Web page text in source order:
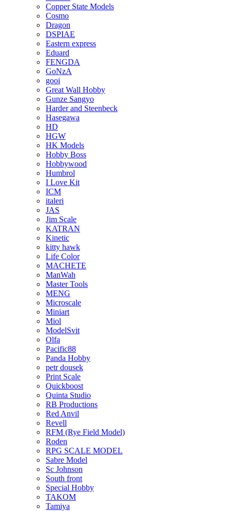
Copper State Models
Cosmo
Dragon
DSPIAE
Eastern express
Eduard
FENGDA
GoNzA
gooi
Great Wall Hobby
Gunze Sangyo
Harder and Steenbeck
Hasegawa
HD
HGW
HK Models
Hobby Boss
Hobbywood
Humbrol
I Love Kit
ICM
italeri
JAS
Jim Scale
KATRAN
Kinetic
kitty hawk
Life Color
MACHETE
ManWah
Master Tools
MENG
Microscale
Miniart
Miol
ModelSvit
Olfa
Pacific88
Panda Hobby
petr dousek
Print Scale
Quickboost
Quinta Studio
RB Productions
Red Anvil
Revell
RFM (Rye Field Model)
Roden
RPG SCALE MODEL
Sabre Model
Sc Johnson
South front
Special Hobby
TAKOM
Tamiya